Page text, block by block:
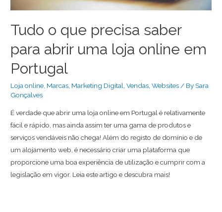
Tudo o que precisa saber
para abrir uma loja online em
Portugal
Loja online Marcas Marketing Digital ,Vendas ,Websites / BySara
Gonçalves
É verdade que abrir uma loja online em Portugal é relativamente
fácil e rápido, mas ainda assim ter uma gama de produtos e
serviços vendáveis não chega! Além do registo de domínio e de
um alojamento web, é necessário criar uma plataforma que
proporcione uma boa experiência de utilização e cumprir com a
legislação em vigor. Leia este artigo e descubra mais!